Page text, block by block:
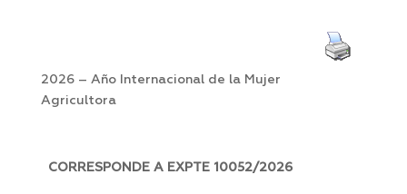
2026 – Año Internacional de la Mujer
Agricultora
CORRESPONDE A EXPTE 10052/2026